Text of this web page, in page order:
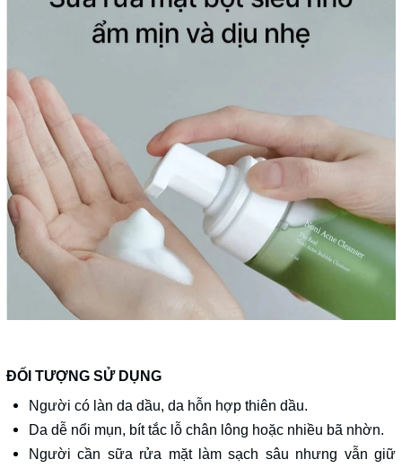
ĐỐI TƯỢNG SỬ DỤNG
Người có làn da dầu, da hỗn hợp thiên dầu.
Da dễ nổi mụn, bít tắc lỗ chân lông hoặc nhiều bã nhờn.
Người cần sữa rửa mặt làm sạch sâu nhưng vẫn giữ